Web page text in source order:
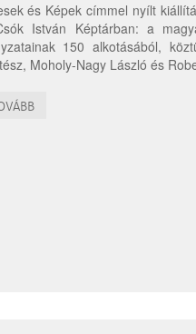
és Képek címmel nyílt
István Képtárban: a
150 alkotásából,
Moholy-Nagy László és